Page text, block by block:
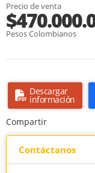
Precio de venta
Pesos Colombianos
Descargar
información
Compartir
Contáctanos